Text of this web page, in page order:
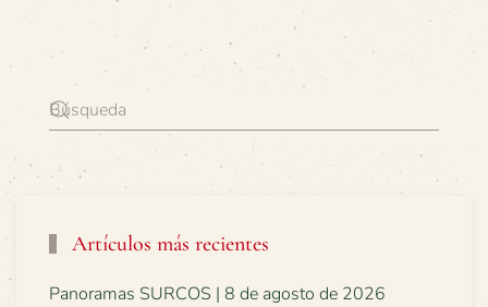
Artículos más recientes
Panoramas SURCOS | 8 de agosto de 2026